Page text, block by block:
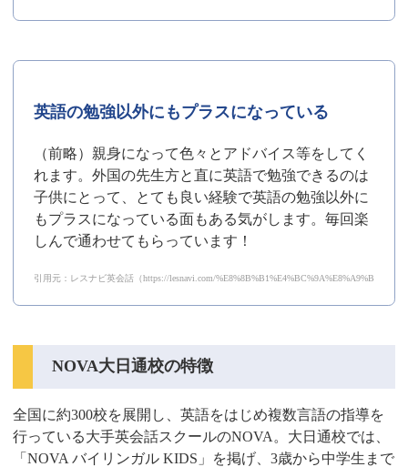
英語の勉強以外にもプラスになっている
（前略）親身になって色々とアドバイス等をしてく
れます。外国の先生方と直に英語で勉強できるのは
子供にとって、とても良い経験で英語の勉強以外に
もプラスになっている面もある気がします。毎回楽
しんで通わせてもらっています！
引用元：レスナビ英会話（https://lesnavi.com/%E8%8B%B1%E4%BC%9A%E8%A9%B1/111/
NOVA大日通校の特徴
全国に約300校を展開し、英語をはじめ複数言語の指導を
行っている大手英会話スクールのNOVA。大日通校では、
「NOVA バイリンガル KIDS」を掲げ、3歳から中学生まで